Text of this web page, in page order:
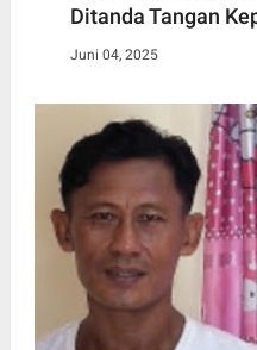
Ditanda Tangan
Juni 04, 2025